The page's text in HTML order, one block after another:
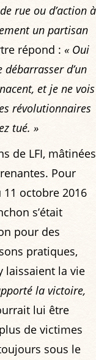
rue ou d’action à
un partisan
répond : « Oui
d’un
et je ne vois
révolutionnaires
tué. »
de LFI, mâtinées
Pour
octobre 2016
s’était
pour des
pratiques,
laissaient la vie
la victoire,
lui être
de victimes
sous le